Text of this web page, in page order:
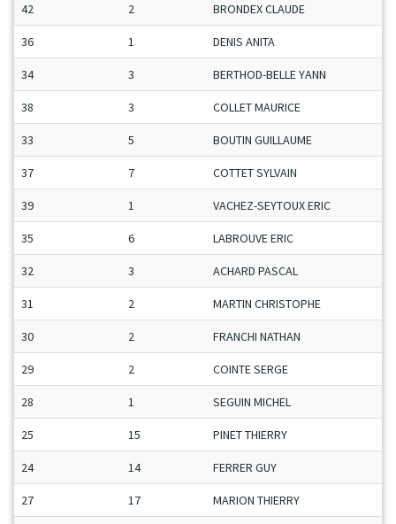
42 2 BRONDEX CLAUDE
36 1 DENIS ANITA
34 3 BERTHOD-BELLE YANN
38 3 COLLET MAURICE
33 5 BOUTIN GUILLAUME
37 7 COTTET SYLVAIN
39 1 VACHEZ-SEYTOUX ERIC
35 6 LABROUVE ERIC
32 3 ACHARD PASCAL
31 2 MARTIN CHRISTOPHE
30 2 FRANCHI NATHAN
29 2 COINTE SERGE
28 1 SEGUIN MICHEL
25 15 PINET THIERRY
24 14 FERRER GUY
27 17 MARION THIERRY